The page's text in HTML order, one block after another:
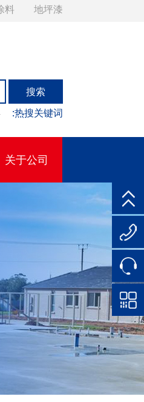
料 地坪漆
:热搜关键词
关于公司